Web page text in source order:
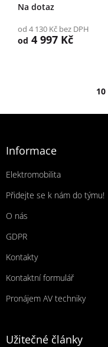
Na dotaz
od 4 130 Kč bez DPH
od 4 997 Kč
10
Zápatí
Informace
Elektromobilita
Přidejte se k nám do týmu!
O nás
GDPR
Kontakty
Kontaktní formulář
Pronájem AV techniky
Užitečné články